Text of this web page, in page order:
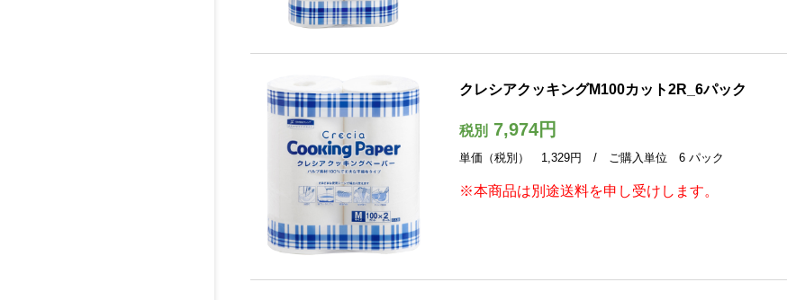
クレシアクッキングM100カット2R_6パック
税別7,974円
単価（税別） 1,329円 / ご購入単位 6 パック
※本商品は別途送料を申し受けします。